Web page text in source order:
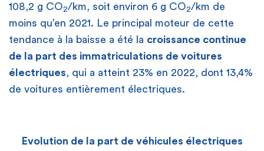
108,2 g CO2/km, soit environ 6 g CO2/km de
moins qu’en 2021. Le principal moteur de cette
tendance à la baisse a été la croissance continue
de la part des immatriculations de voitures
électriques , qui a atteint 23% en 2022, dont 13,4%
de voitures entièrement électriques.
Evolution de la part de véhicules électriques